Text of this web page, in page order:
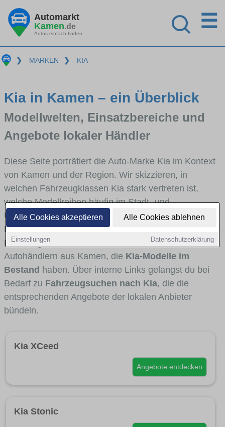
Alle Cookies akzeptieren Alle Cookies ablehnen
Einstellungen Datenschutzerklärung
Automarkt
Kamen.de
Autos einfach finden
☰
❯ MARKEN ❯ KIA
Kia in Kamen – ein Überblick
Modellwelten, Einsatzbereiche und
Angebote lokaler Händler
Diese Seite porträtiert die Auto-Marke Kia im Kontext
von Kamen und der Region. Wir skizzieren, in
welchen Fahrzeugklassen Kia stark vertreten ist,
welche Modellreihen häufig im Stadt- und
Umlandverkehr zu sehen sind und für welche
Fahrertypen die Marke interessant ist. Viele
Fahrzeuge stammen von Autohäusern und
Autohändlern aus Kamen, die Kia-Modelle im
Bestand haben. Über interne Links gelangst du bei
Bedarf zu Fahrzeugsuchen nach Kia, die die
entsprechenden Angebote der lokalen Anbieter
bündeln.
Kia XCeed
Angebote entdecken
Kia Stonic